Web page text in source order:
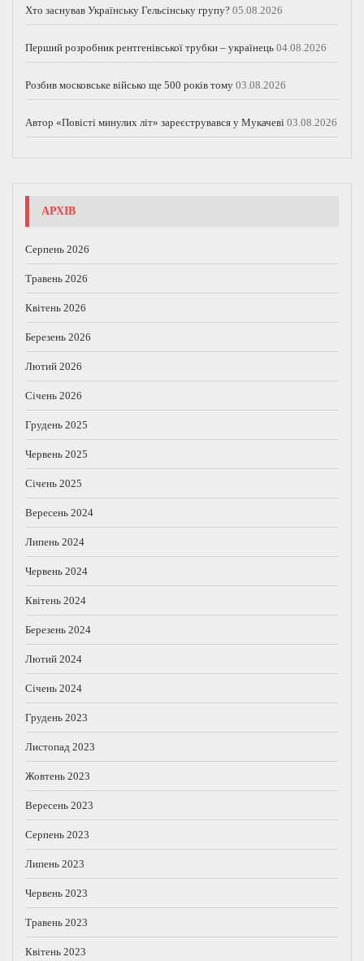
Хто заснував Українську Гельсінську групу? 05.08.2026
Перший розробник рентгенівської трубки – українець 04.08.2026
Розбив московське військо ще 500 років тому 03.08.2026
Автор «Повісті минулих літ» зареєструвався у Мукачеві 03.08.2026
АРХІВ
Серпень 2026
Травень 2026
Квітень 2026
Березень 2026
Лютий 2026
Січень 2026
Грудень 2025
Червень 2025
Січень 2025
Вересень 2024
Липень 2024
Червень 2024
Квітень 2024
Березень 2024
Лютий 2024
Січень 2024
Грудень 2023
Листопад 2023
Жовтень 2023
Вересень 2023
Серпень 2023
Липень 2023
Червень 2023
Травень 2023
Квітень 2023